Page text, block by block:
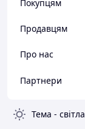
Покупцям
Продавцям
Про нас
Партнери
Тема - світла